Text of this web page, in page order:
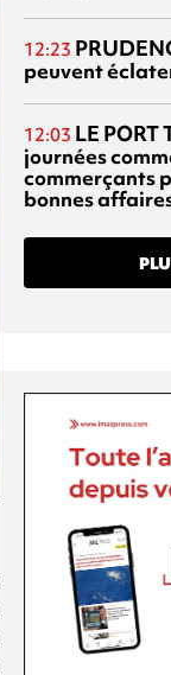
12:23
peuvent
12:03 LE PORT
journées
commerçants
bonnes